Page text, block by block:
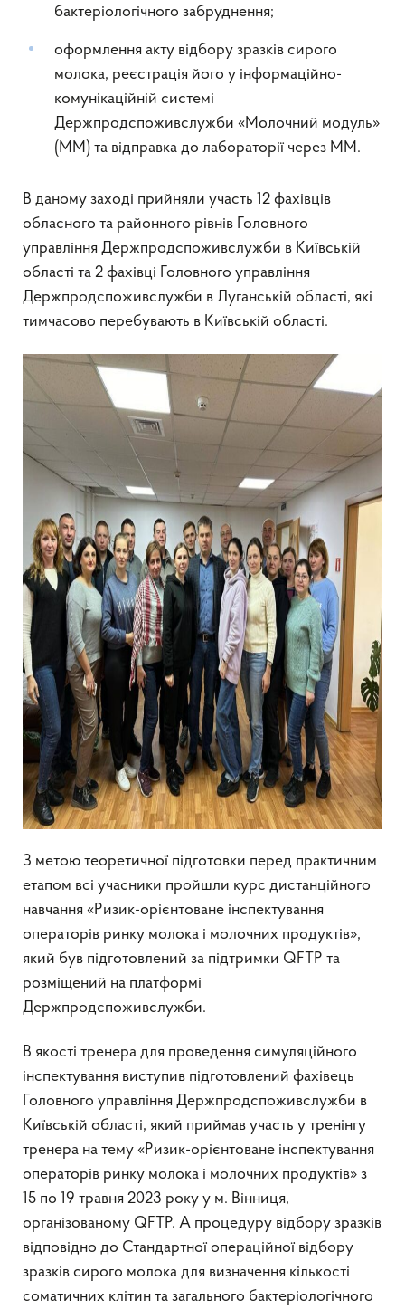
бактеріологічного забруднення;
оформлення акту відбору зразків сирого
молока, реєстрація його у інформаційно-
комунікаційній системі
Держпродспоживслужби «Молочний модуль»
(ММ) та відправка до лабораторії через ММ.
В даному заході прийняли участь 12 фахівців
обласного та районного рівнів Головного
управління Держпродспоживслужби в Київській
області та 2 фахівці Головного управління
Держпродспоживслужби в Луганській області, які
тимчасово перебувають в Київській області.
З метою теоретичної підготовки перед практичним
етапом всі учасники пройшли курс дистанційного
навчання «Ризик-орієнтоване інспектування
операторів ринку молока і молочних продуктів»,
який був підготовлений за підтримки QFTP та
розміщений на платформі
Держпродспоживслужби.
В якості тренера для проведення симуляційного
інспектування виступив підготовлений фахівець
Головного управління Держпродспоживслужби в
Київській області, який приймав участь у тренінгу
тренера на тему «Ризик-орієнтоване інспектування
операторів ринку молока і молочних продуктів» з
15 по 19 травня 2023 року у м. Вінниця,
організованому QFTP. А процедуру відбору зразків
відповідно до Стандартної операційної відбору
зразків сирого молока для визначення кількості
соматичних клітин та загального бактеріологічного